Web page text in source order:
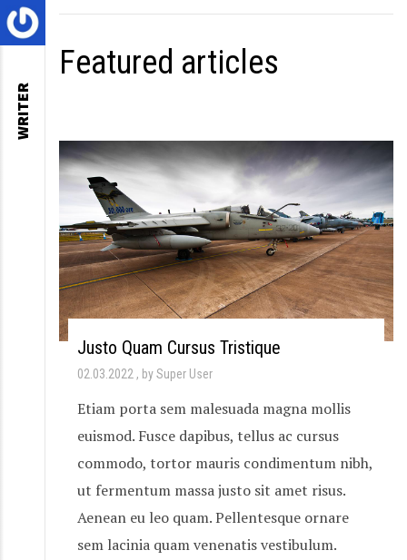
Featured articles
Justo Quam Cursus Tristique
02.03.2022 by Super User
Etiam porta sem malesuada magna mollis
euismod. Fusce dapibus, tellus ac cursus
commodo, tortor mauris condimentum nibh,
ut fermentum massa justo sit amet risus.
Aenean eu leo quam. Pellentesque ornare
sem lacinia quam venenatis vestibulum.
WRITER